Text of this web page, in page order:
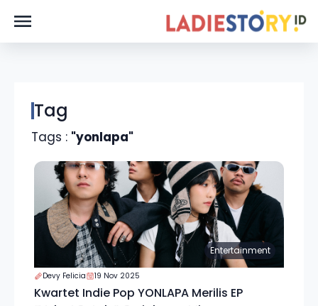
Tag
Tags : "yonlapa"
Entertainment
Devy Felicia 19 Nov 2025
Kwartet Indie Pop YONLAPA Merilis EP